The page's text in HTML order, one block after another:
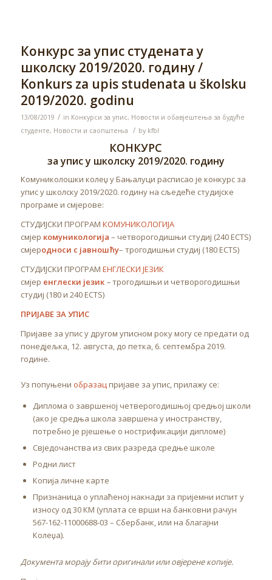
Конкурс за упис студената у
школску 2019/2020. годину /
Konkurs za upis studenata u školsku
2019/2020. godinu
13/08/2019 / in Конкурси за упис, Новости и обавјештења за будуће
студенте, Новости и саопштења / by kfbl
КОНКУРС
за упис у школску 2019/2020. годину
Комуниколошки колеџ у Бањалуци расписао је конкурс за
упис у школску 2019/2020. годину на сљедеће студијске
програме и смјерове:
СТУДИЈСКИ ПРОГРАМ КОМУНИКОЛОГИЈА
смјер комуникологија – четворогодишњи студиј (240 ECTS)
смјеродноси с јавношћу– трогодишњи студиј (180 ECTS)
СТУДИЈСКИ ПРОГРАМ ЕНГЛЕСКИ ЈЕЗИК
смјер енглески језик –трогодишњи и четворогодишњи
студиј (180 и 240 ECTS)
ПРИЈАВЕ ЗА УПИС
Пријаве за упис у другом уписном року могу се предати од
понедјељка, 12. августа, до петка, 6. септембра 2019.
године.
Уз попуњени образацпријаве за упис, прилажу се:
Диплома о завршеној четверогодишњој средњој школи
(ако је средња школа завршена у иностранству,
потребно је рјешење о нострификацији дипломе)
Свједочанства из свих разреда средње школе
Родни лист
Копија личне карте
Признаница о уплаћеној накнади за пријемни испит у
износу од 30 КМ (уплата се врши на банковни рачун
567-162-11000688-03 – Сбербанк, или на благајни
Колеџа).
Документа морају бити оригинали или овјерене копије.